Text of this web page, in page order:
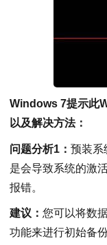
Windows 7提示此
以及解决方法：
问题分析1： 预装系
是会导致系统的激
报错。
建议： 您可以将数
功能来进行初始备